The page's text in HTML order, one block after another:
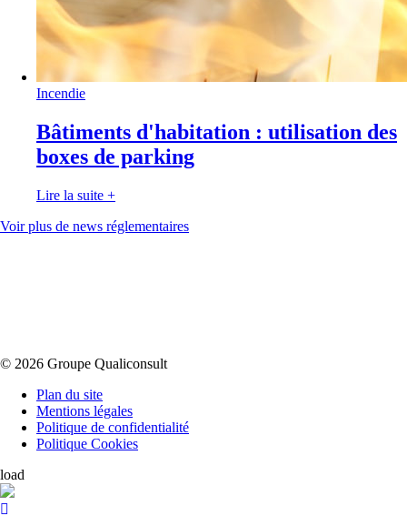
Incendie
Bâtiments d'habitation : utilisation des
boxes de parking
Lire la suite +
Voir plus de news réglementaires
© 2026 Groupe Qualiconsult
Plan du site
Mentions légales
Politique de confidentialité
Politique Cookies
load